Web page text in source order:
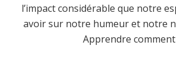
l’impact considérable que notre
avoir sur notre humeur et notre
Apprendre